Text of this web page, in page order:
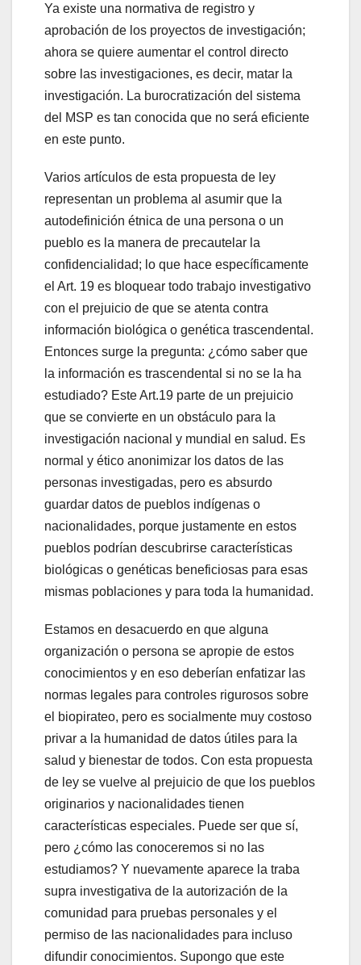
Ya existe una normativa de registro y
aprobación de los proyectos de investigación;
ahora se quiere aumentar el control directo
sobre las investigaciones, es decir, matar la
investigación. La burocratización del sistema
del MSP es tan conocida que no será eficiente
en este punto.
Varios artículos de esta propuesta de ley
representan un problema al asumir que la
autodefinición étnica de una persona o un
pueblo es la manera de precautelar la
confidencialidad; lo que hace específicamente
el Art. 19 es bloquear todo trabajo investigativo
con el prejuicio de que se atenta contra
información biológica o genética trascendental.
Entonces surge la pregunta: ¿cómo saber que
la información es trascendental si no se la ha
estudiado? Este Art.19 parte de un prejuicio
que se convierte en un obstáculo para la
investigación nacional y mundial en salud. Es
normal y ético anonimizar los datos de las
personas investigadas, pero es absurdo
guardar datos de pueblos indígenas o
nacionalidades, porque justamente en estos
pueblos podrían descubrirse características
biológicas o genéticas beneficiosas para esas
mismas poblaciones y para toda la humanidad.
Estamos en desacuerdo en que alguna
organización o persona se apropie de estos
conocimientos y en eso deberían enfatizar las
normas legales para controles rigurosos sobre
el biopirateo, pero es socialmente muy costoso
privar a la humanidad de datos útiles para la
salud y bienestar de todos. Con esta propuesta
de ley se vuelve al prejuicio de que los pueblos
originarios y nacionalidades tienen
características especiales. Puede ser que sí,
pero ¿cómo las conoceremos si no las
estudiamos? Y nuevamente aparece la traba
supra investigativa de la autorización de la
comunidad para pruebas personales y el
permiso de las nacionalidades para incluso
difundir conocimientos. Supongo que este